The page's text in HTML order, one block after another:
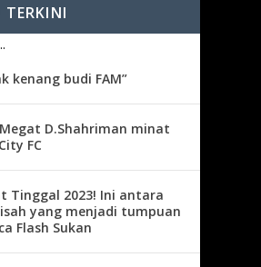
TERKINI
kenang budi FAM”
D.Shahriman minat
FC
Tinggal 2023! Ini antara
yang menjadi tumpuan
Flash Sukan